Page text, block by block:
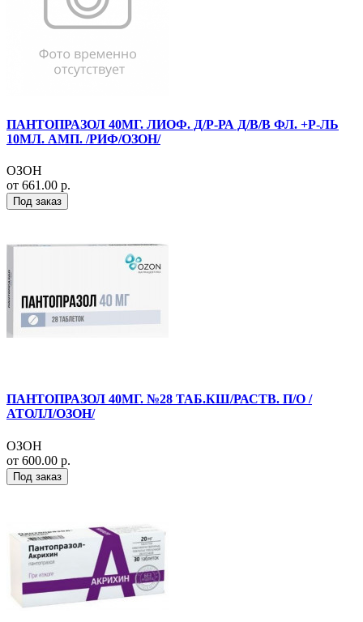
ПАНТОПРАЗОЛ 40МГ. ЛИОФ. Д/Р-РА Д/В/В ФЛ. +Р-ЛЬ
10МЛ. АМП. /РИФ/ОЗОН/
ОЗОН
от 661.00 р.
Под заказ
ПАНТОПРАЗОЛ 40МГ. №28 ТАБ.КШ/РАСТВ. П/О /
АТОЛЛ/ОЗОН/
ОЗОН
от 600.00 р.
Под заказ